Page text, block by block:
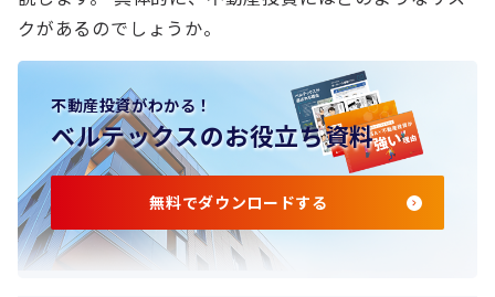
クがあるのでしょうか。
不動産投資がわかる！
ベルテックスのお役立ち資料
無料でダウンロードする